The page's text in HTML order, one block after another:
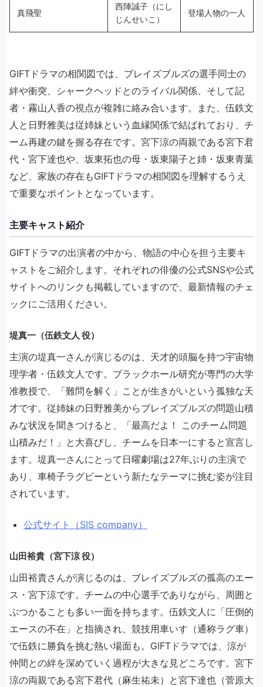
真飛聖
西陣誠子（にし
じんせいこ）
登場人物の一人
GIFTドラマの相関図では、ブレイズブルズの選手同士の
絆や衝突、シャークヘッドとのライバル関係、そして記
者・霧山人香の視点が複雑に絡み合います。また、伍鉄文
人と日野雅美は従姉妹という血縁関係で結ばれており、チ
ーム再建の鍵を握る存在です。宮下涼の両親である宮下君
代・宮下達也や、坂東拓也の母・坂東陽子と姉・坂東青葉
など、家族の存在もGIFTドラマの相関図を理解するうえ
で重要なポイントとなっています。
主要キャスト紹介
GIFTドラマの出演者の中から、物語の中心を担う主要キ
ャストをご紹介します。それぞれの俳優の公式SNSや公式
サイトへのリンクも掲載していますので、最新情報のチェ
ックにご活用ください。
堤真一（伍鉄文人 役）
主演の堤真一さんが演じるのは、天才的頭脳を持つ宇宙物
理学者・伍鉄文人です。ブラックホール研究が専門の大学
准教授で、「難問を解く」ことが生きがいという孤独な天
才です。従姉妹の日野雅美からブレイズブルズの問題山積
みな状況を聞きつけると、「最高だよ！ このチーム問題
山積みだ！」と大喜びし、チームを日本一にすると宣言し
ます。堤真一さんにとって日曜劇場は27年ぶりの主演で
あり、車椅子ラグビーという新たなテーマに挑む姿が注目
されています。
公式サイト（SIS company）
山田裕貴（宮下涼 役）
山田裕貴さんが演じるのは、ブレイズブルズの孤高のエー
ス・宮下涼です。チームの中心選手でありながら、周囲と
ぶつかることも多い一面を持ちます。伍鉄文人に「圧倒的
エースの不在」と指摘され、競技用車いす（通称ラグ車）
で伍鉄に勝負を挑む熱い場面も。GIFTドラマでは、涼が
仲間との絆を深めていく過程が大きな見どころです。宮下
涼の両親である宮下君代（麻生祐未）と宮下達也（菅原大